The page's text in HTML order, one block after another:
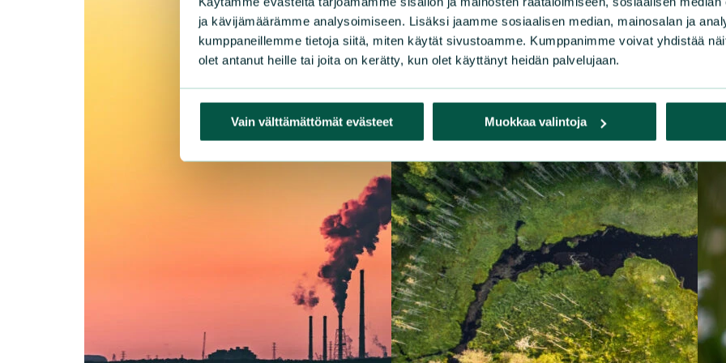
ja kävijämäärämme analysoimiseen. Lisäksi jaamme sosiaalisen median, mainosalan ja
kumppaneillemme tietoja siitä, miten käytät sivustoamme. Kumppanimme voivat yhdistää
olet antanut heille tai joita on kerätty, kun olet käyttänyt heidän palvelujaan.
Vain välttämättömät evästeet Muokkaa valintoja